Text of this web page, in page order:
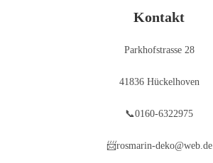
Kontakt
Parkhofstrasse 28
41836 Hückelhoven
📞0160-6322975
📨rosmarin-deko@web.de